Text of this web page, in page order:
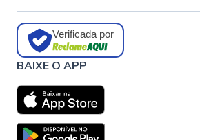
Verificada por
BAIXE O APP